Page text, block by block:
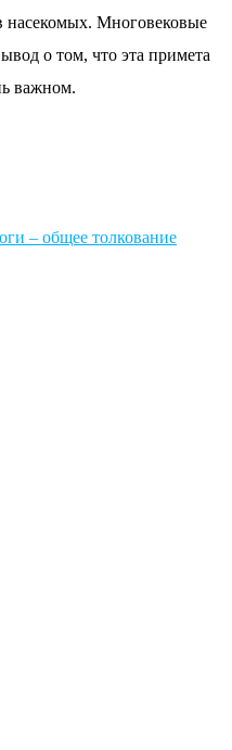
насекомых. Многовековые
о том, что эта примета
важном.
– общее толкование